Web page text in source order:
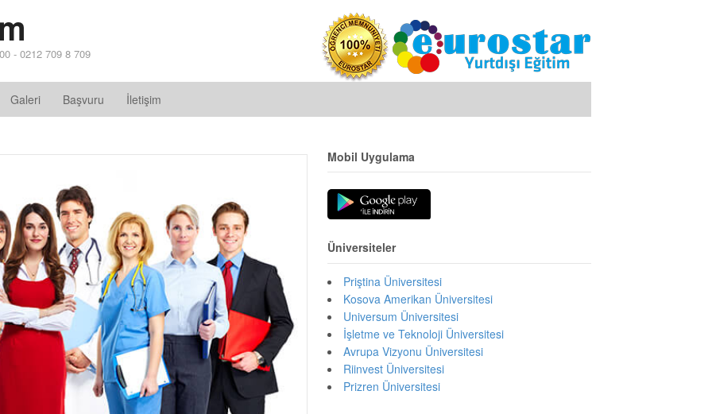
- 0212 709 8 709
Galeri Başvuru İletişim
Mobil Uygulama
Üniversiteler
Priştina Üniversitesi
Kosova Amerikan Üniversitesi
Universum Üniversitesi
İşletme ve Teknoloji Üniversitesi
Avrupa Vizyonu Üniversitesi
Riinvest Üniversitesi
Prizren Üniversitesi